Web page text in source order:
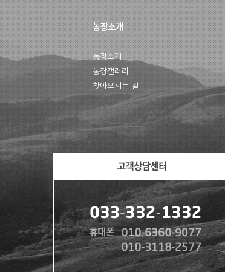
농장소개
농장갤러리
찾아오시는 길